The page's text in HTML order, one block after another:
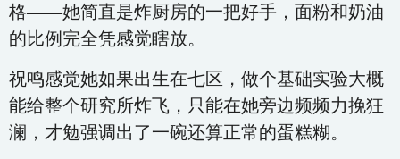
格——她简直是炸厨房的一把好手，面粉和奶油
的比例完全凭感觉瞎放。
祝鸣感觉她如果出生在七区，做个基础实验大概
能给整个研究所炸飞，只能在她旁边频频力挽狂
澜，才勉强调出了一碗还算正常的蛋糕糊。